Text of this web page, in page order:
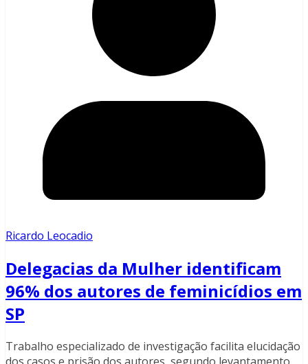
Ricardo Leocadio
Delegacias da Mulher identificam
96% dos autores de feminicídios em
SP
Trabalho especializado de investigação facilita elucidação